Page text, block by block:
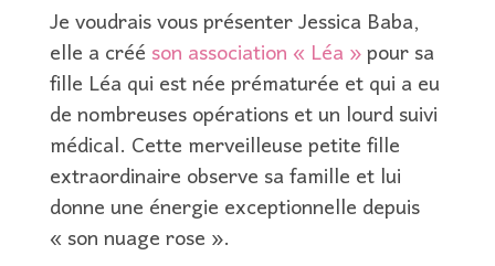
Je voudrais vous présenter Jessica Baba,
elle a crééson association « Léa »pour sa
fille Léa qui est née prématurée et qui a eu
de nombreuses opérations et un lourd suivi
médical. Cette merveilleuse petite fille
extraordinaire observe sa famille et lui
donne une énergie exceptionnelle depuis
« son nuage rose ».